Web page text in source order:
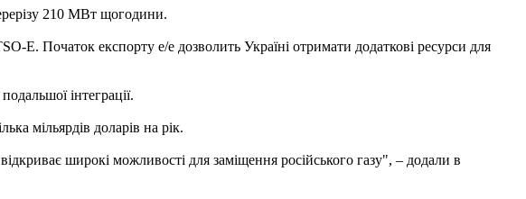
210 МВт щогодини.
E. Початок експорту е/е дозволить Україні отримати додаткові ресурси для
інтеграції.
мільярдів доларів на рік.
широкі можливості для заміщення російського газу", – додали в